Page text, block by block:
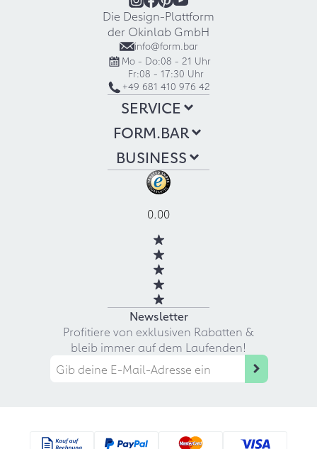
Die Design-Plattform
der Okinlab GmbH
info@form.bar
Mo - Do:08 - 21 Uhr
Fr:08 - 17:30 Uhr
+49 681 410 976 42
SERVICE
FORM.BAR
BUSINESS
0.00
Newsletter
Profitiere von exklusiven Rabatten &
bleib immer auf dem Laufenden!